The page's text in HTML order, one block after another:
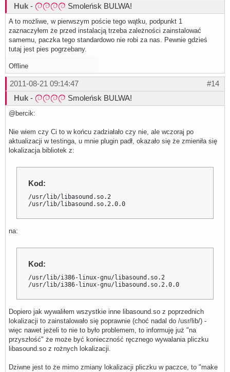
Huk - Smoleńsk BULWA!
A to możliwe, w pierwszym poście tego wątku, podpunkt 1
zaznaczyłem że przed instalacją trzeba zależności zainstalować
samemu, paczka tego standardowo nie robi za nas. Pewnie gdzieś
tutaj jest pies pogrzebany.
Offline
#14
2011-08-21 09:14:47
Huk - Smoleńsk BULWA!
@bercik:
Nie wiem czy Ci to w końcu zadziałało czy nie, ale wczoraj po
aktualizacji w testinga, u mnie plugin padł, okazało się że zmieniła się
lokalizacja bibliotek z:
Kod:
/usr/lib/libasound.so.2
/usr/lib/libasound.so.2.0.0
na:
Kod:
/usr/lib/i386-linux-gnu/libasound.so.2
/usr/lib/i386-linux-gnu/libasound.so.2.0.0
Dopiero jak wywaliłem wszystkie inne libasound.so z poprzednich
lokalizacji to zainstalowało się poprawnie (choć nadal do /usr/lib/) -
więc nawet jeżeli to nie to było problemem, to informuję już "na
przyszłość" że może być konieczność ręcznego wywalania pliczku
libasound.so z rożnych lokalizacji.
Dziwne jest to że mimo zmiany lokalizacji pliczku w paczce, to "make